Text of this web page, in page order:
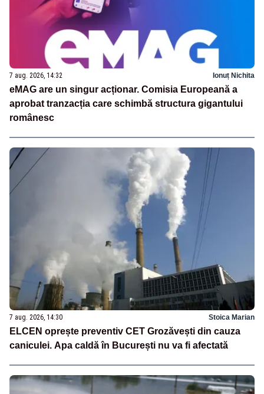
7 aug. 2026, 14:32 Ionuț Nichita
eMAG are un singur acționar. Comisia Europeană a
aprobat tranzacția care schimbă structura gigantului
românesc
7 aug. 2026, 14:30 Stoica Marian
ELCEN oprește preventiv CET Grozăvești din cauza
caniculei. Apa caldă în București nu va fi afectată